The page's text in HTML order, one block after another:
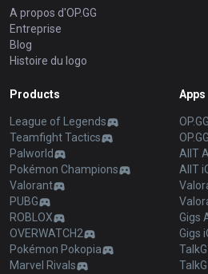
A propos d'OP.GG
Entreprise
Blog
Histoire du logo
Products
League of Legends
Teamfight Tactics
Palworld
Pokémon Champions
Valorant
PUBG
ROBLOX
OVERWATCH2
Pokémon Pokopia
Marvel Rivals
Apps
AllT
AllT
Gigs
Gigs